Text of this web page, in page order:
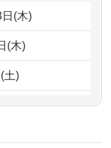
ってくださ
雛様を出し
はどうして
(木)
(木)
土)
(金)